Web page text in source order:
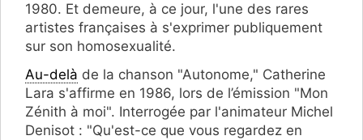
1980. Et demeure, à ce jour, l'une des rares
artistes françaises à s'exprimer publiquement
sur son homosexualité.
Au-delà de la chanson "Autonome," Catherine
Lara s'affirme en 1986, lors de l’émission "Mon
Zénith à moi". Interrogée par l'animateur Michel
Denisot : "Qu'est-ce que vous regardez en